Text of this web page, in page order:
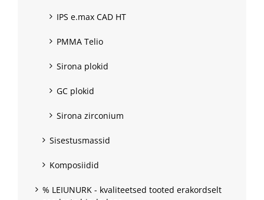
IPS e.max CAD HT
PMMA Telio
Sirona plokid
GC plokid
Sirona zirconium
Sisestusmassid
Komposiidid
% LEIUNURK - kvaliteetsed tooted erakordselt